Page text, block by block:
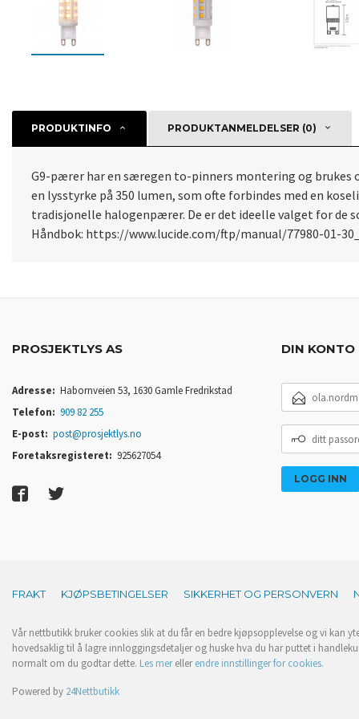
PRODUKTINFO PRODUKTANMELDELSER (0)
G9-pærer har en særegen to-pinners montering og brukes
en lysstyrke på 350 lumen, som ofte forbindes med en
tradisjonelle halogenpærer. De er det ideelle valget for de
Håndbok: https://www.lucide.com/ftp/manual/77980-01-
PROSJEKTLYS AS
Adresse: Habornveien 53, 1630 Gamle Fredrikstad
Telefon: 909 82 255
E-post: post@prosjektlys.no
Foretaksregisteret: 925627054
DIN KONTO
POSTADRESSE
PASSORD
FRAKT KJØPSBETINGELSER SIKKERHET OG PERSONVERN
Vår nettbutikk bruker cookies slik at du får en bedre kjøpsopplevelse og vi kan
hovedsaklig til å lagre innloggingsdetaljer og huske hva du har puttet i
normalt om du godtar dette. Les merellerendre innstillinger for cookies.
Powered by 24Nettbutikk